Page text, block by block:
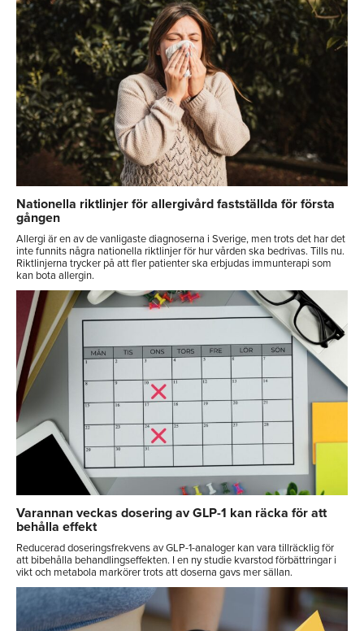
Nationella riktlinjer för allergivård fastställda för första
gången
Allergi är en av de vanligaste diagnoserna i Sverige, men trots det har det
inte funnits några nationella riktlinjer för hur vården ska bedrivas. Tills nu.
Riktlinjerna trycker på att fler patienter ska erbjudas immunterapi som
kan bota allergin.
Varannan veckas dosering av GLP-1 kan räcka för att
behålla effekt
Reducerad doseringsfrekvens av GLP-1-analoger kan vara tillräcklig för
att bibehålla behandlingseffekten. I en ny studie kvarstod förbättringar i
vikt och metabola markörer trots att doserna gavs mer sällan.